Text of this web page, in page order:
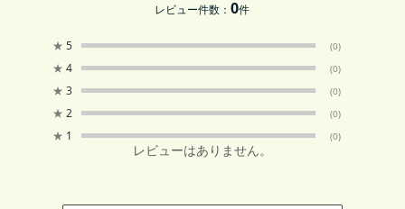
レビュー件数：0件
★ 5 (0)
★ 4 (0)
★ 3 (0)
★ 2 (0)
★ 1 (0)
レビューはありません。